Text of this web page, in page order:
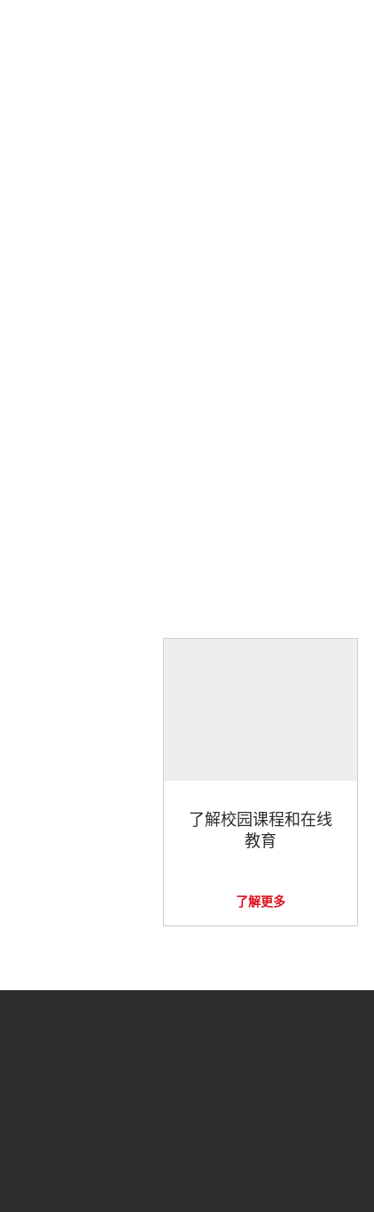
了解校园课程和在线
教育
了解更多